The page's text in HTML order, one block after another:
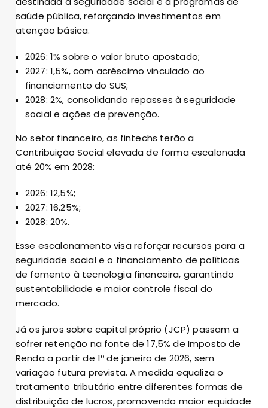
saúde pública, reforçando investimentos em
atenção básica.
2026: 1% sobre o valor bruto apostado;
2027: 1,5%, com acréscimo vinculado ao
financiamento do SUS;
2028: 2%, consolidando repasses à seguridade
social e ações de prevenção.
No setor financeiro, as fintechs terão a
Contribuição Social elevada de forma escalonada
até 20% em 2028:
2026: 12,5%;
2027: 16,25%;
2028: 20%.
Esse escalonamento visa reforçar recursos para a
seguridade social e o financiamento de políticas
de fomento à tecnologia financeira, garantindo
sustentabilidade e maior controle fiscal do
mercado.
Já os juros sobre capital próprio (JCP) passam a
sofrer retenção na fonte de 17,5% de Imposto de
Renda a partir de 1º de janeiro de 2026, sem
variação futura prevista. A medida equaliza o
tratamento tributário entre diferentes formas de
distribuição de lucros, promovendo maior equidade